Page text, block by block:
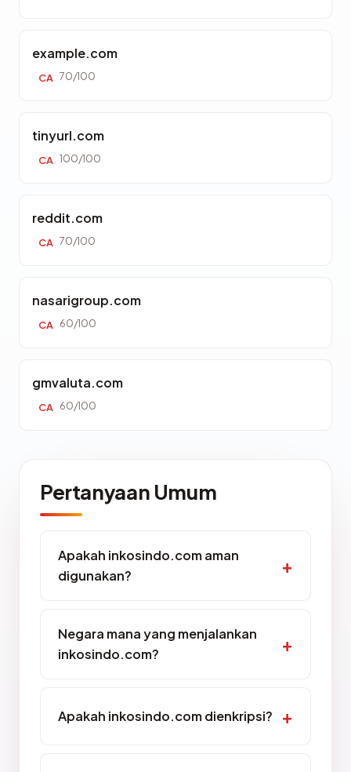
example.com
CA 70/100
tinyurl.com
CA 100/100
reddit.com
CA 70/100
nasarigroup.com
CA 60/100
gmvaluta.com
CA 60/100
Pertanyaan Umum
Apakah inkosindo.com aman
digunakan?
Negara mana yang menjalankan
inkosindo.com?
Apakah inkosindo.com dienkripsi?